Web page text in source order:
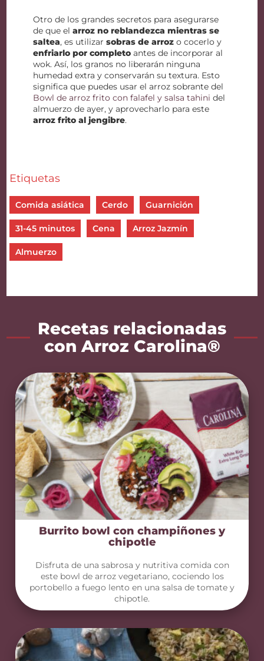
Otro de los grandes secretos para asegurarse
de que elarroz no reblandezca mientras se
saltea, es utilizarsobras de arroz o cocerlo y
enfriarlo por completo antes de incorporar al
wok. Así, los granos no liberarán ninguna
humedad extra y conservarán su textura. Esto
significa que puedes usar el arroz sobrante del
Bowl de arroz frito con falafel y salsa tahini del
almuerzo de ayer, y aprovecharlo para este
arroz frito al jengibre.
Etiquetas
Comida asiática Cerdo Guarnición
31-45 minutos Cena Arroz Jazmín
Almuerzo
Recetas relacionadas
con Arroz Carolina®
Burrito bowl con champiñones y
chipotle
Disfruta de una sabrosa y nutritiva comida con
este bowl de arroz vegetariano, cociendo los
portobello a fuego lento en una salsa de tomate y
chipotle.